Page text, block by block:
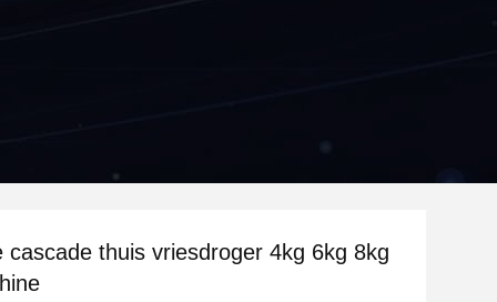
cascade thuis vriesdroger 4kg 6kg 8kg